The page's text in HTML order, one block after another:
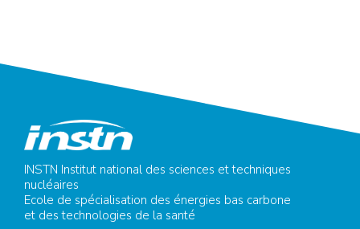
INSTN Institut national des sciences et techniques
nucléaires
Ecole de spécialisation des énergies bas carbone
et des technologies de la santé